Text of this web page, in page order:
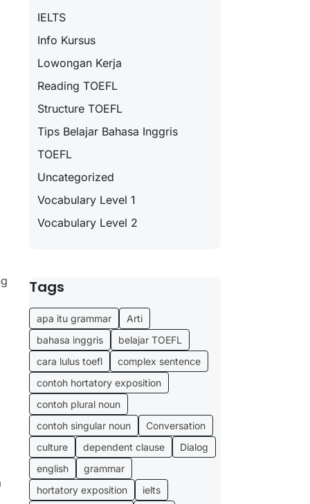
IELTS
Info Kursus
Lowongan Kerja
Reading TOEFL
Structure TOEFL
Tips Belajar Bahasa Inggris
TOEFL
Uncategorized
Vocabulary Level 1
Vocabulary Level 2
Tags
apa itu grammar
Arti
bahasa inggris
belajar TOEFL
cara lulus toefl
complex sentence
contoh hortatory exposition
contoh plural noun
contoh singular noun
Conversation
culture
dependent clause
Dialog
english
grammar
hortatory exposition
ielts